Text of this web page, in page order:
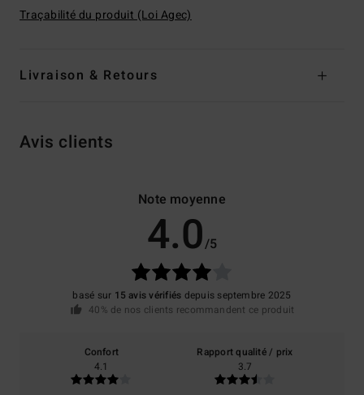
Traçabilité du produit (Loi Agec)
Livraison & Retours
Avis clients
Note moyenne
4.0/5
basé sur 15 avis vérifiés depuis septembre 2025
40% de nos clients recommandent ce produit
Confort
4.1
Rapport qualité / prix
3.7